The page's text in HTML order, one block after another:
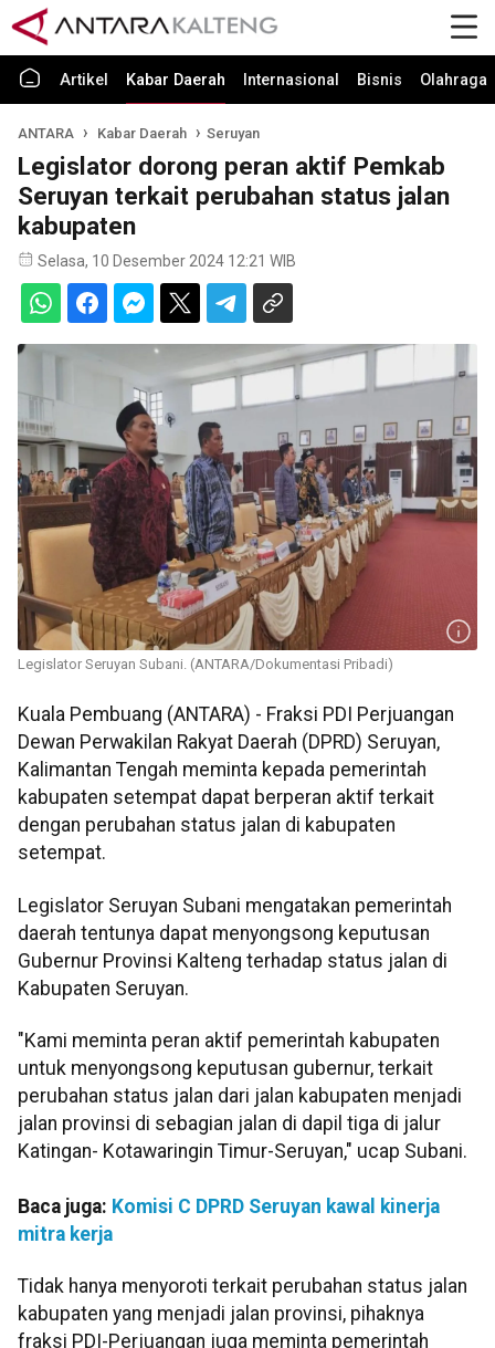
Artikel Kabar Daerah Internasional Bisnis Olahraga
ANTARA Kabar Daerah Seruyan
Legislator dorong peran aktif Pemkab
Seruyan terkait perubahan status jalan
kabupaten
Selasa, 10 Desember 2024 12:21 WIB
Legislator Seruyan Subani. (ANTARA/Dokumentasi Pribadi)
Kuala Pembuang (ANTARA) - Fraksi PDI Perjuangan
Dewan Perwakilan Rakyat Daerah (DPRD) Seruyan,
Kalimantan Tengah meminta kepada pemerintah
kabupaten setempat dapat berperan aktif terkait
dengan perubahan status jalan di kabupaten
setempat.
Legislator Seruyan Subani mengatakan pemerintah
daerah tentunya dapat menyongsong keputusan
Gubernur Provinsi Kalteng terhadap status jalan di
Kabupaten Seruyan.
"Kami meminta peran aktif pemerintah kabupaten
untuk menyongsong keputusan gubernur, terkait
perubahan status jalan dari jalan kabupaten menjadi
jalan provinsi di sebagian jalan di dapil tiga di jalur
Katingan- Kotawaringin Timur-Seruyan," ucap Subani.
Baca juga: Komisi C DPRD Seruyan kawal kinerja
mitra kerja
Tidak hanya menyoroti terkait perubahan status jalan
kabupaten yang menjadi jalan provinsi, pihaknya
fraksi PDI-Perjuangan juga meminta pemerintah